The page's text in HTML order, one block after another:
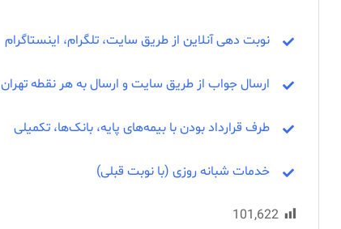
نوبت دهی آنلاین از طریق سایت، تلگرام، اینستاگرام
ارسال جواب از طریق سایت و ارسال به هر نقطه تهران
طرف قرارداد بودن با بیمه‌های پایه، بانک‌ها، تکمیلی
خدمات شبانه روزی (با نوبت قبلی)
101,622